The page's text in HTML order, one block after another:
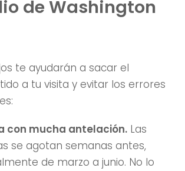
de Washington
te ayudarán a sacar el
a tu visita y evitar los errores
con mucha antelación. Las
se agotan semanas antes,
de marzo a junio. No lo